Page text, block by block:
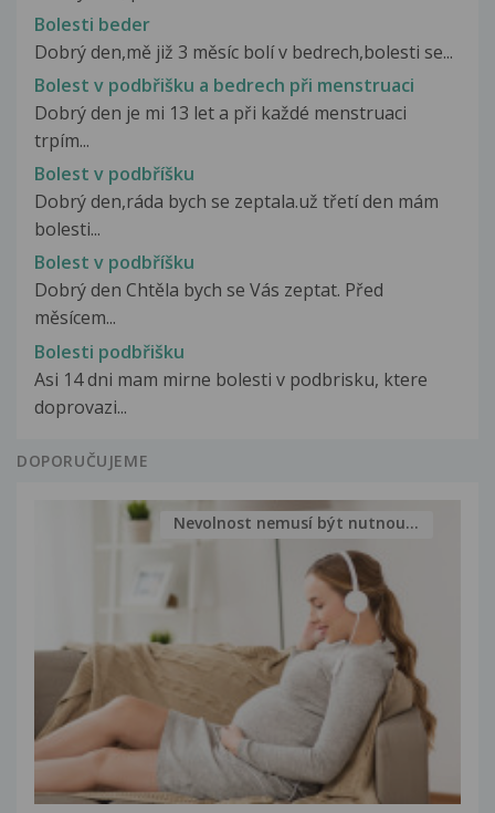
Bolesti beder
Dobrý den,mě již 3 měsíc bolí v bedrech,bolesti se...
Bolest v podbřišku a bedrech při menstruaci
Dobrý den je mi 13 let a při každé menstruaci
trpím...
Bolest v podbříšku
Dobrý den,ráda bych se zeptala.už třetí den mám
bolesti...
Bolest v podbříšku
Dobrý den Chtěla bych se Vás zeptat. Před
měsícem...
Bolesti podbřišku
Asi 14 dni mam mirne bolesti v podbrisku, ktere
doprovazi...
DOPORUČUJEME
Nevolnost nemusí být nutnou...